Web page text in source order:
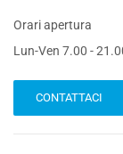
Orari apertura
Lun-Ven 7.00 -
CONTATTACI